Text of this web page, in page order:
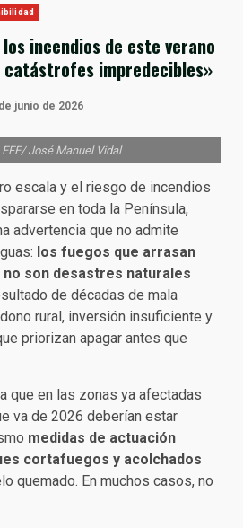
incendios de este verano
catástrofes impredecibles»
junio de 2026
José Manuel Vidal
escala y el riesgo de incendios
en toda la Península,
advertencia que no admite
los fuegos que arrasan
no son desastres naturales
de décadas de mala
rural, inversión insuficiente y
priorizan apagar antes que
que en las zonas ya afectadas
va de 2026 deberían estar
medidas de actuación
cortafuegos y acolchados
quemado. En muchos casos, no